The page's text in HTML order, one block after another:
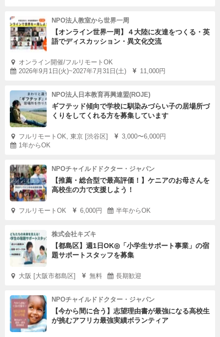
NPO法人教室から世界一周
【オンライン世界一周】４大陸に友達をつくる・英
語でディスカッション・異文化交流
オンライン開催/フルリモートOK
2026年9月1日(火)~2027年7月31日(土)
11,000円
NPO法人日本教育再興連盟(ROJE)
ギフテッド傾向で学校に馴染みづらい子の居場所づ
くりをしてくれる方を募集しています
フルリモートOK, 東京 [渋谷区]
3,000〜6,000円
1年からOK
NPOチャイルドドクター・ジャパン
【推薦・総合型で最高評価！】ケニアのお母さんを
高校生の力で支援しよう！
フルリモートOK 6,000円 半年からOK
株式会社キズキ
【都島区】週1日OK◎「小学生サポート事業」の宿
題サポートスタッフを募集
大阪 [大阪市都島区] 無料 長期歓迎
NPOチャイルドドクター・ジャパン
【今から間に合う】志望理由書が最強になる高校生
が挑むアフリカ最強実績ボランティア